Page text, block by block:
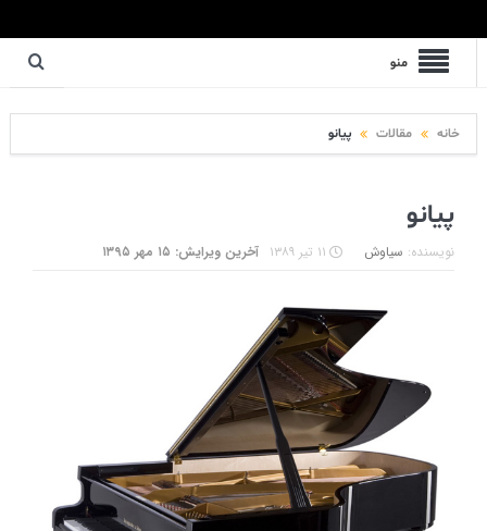
منو
خانه مقالات پیانو
پیانو
نویسنده: سیاوش ۱۱ تیر ۱۳۸۹ آخرین ویرایش: ۱۵ مهر ۱۳۹۵